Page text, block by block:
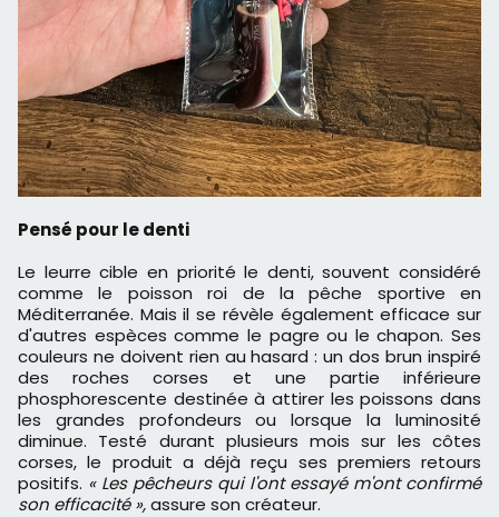
Pensé pour le denti
Le leurre cible en priorité le denti, souvent considéré
comme le poisson roi de la pêche sportive en
Méditerranée. Mais il se révèle également efficace sur
d'autres espèces comme le pagre ou le chapon. Ses
couleurs ne doivent rien au hasard : un dos brun inspiré
des roches corses et une partie inférieure
phosphorescente destinée à attirer les poissons dans
les grandes profondeurs ou lorsque la luminosité
diminue. Testé durant plusieurs mois sur les côtes
corses, le produit a déjà reçu ses premiers retours
positifs. « Les pêcheurs qui l'ont essayé m'ont confirmé
son efficacité »,assure son créateur.